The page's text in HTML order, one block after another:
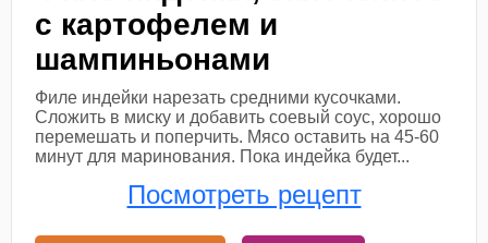
с картофелем и
шампиньонами
Филе индейки нарезать средними кусочками.
Сложить в миску и добавить соевый соус, хорошо
перемешать и поперчить. Мясо оставить на 45-60
минут для маринования. Пока индейка будет...
Посмотреть рецепт